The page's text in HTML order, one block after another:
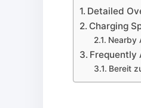
Detailed
Charging
Nearby
Frequently
Bereit